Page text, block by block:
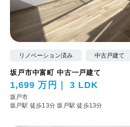
リノベーション済み 中古戸建て
坂戸市中富町 中古一戸建て
1,699 万円 3 LDK
坂戸市
坂戸駅 徒歩13分坂戸駅 徒歩13分